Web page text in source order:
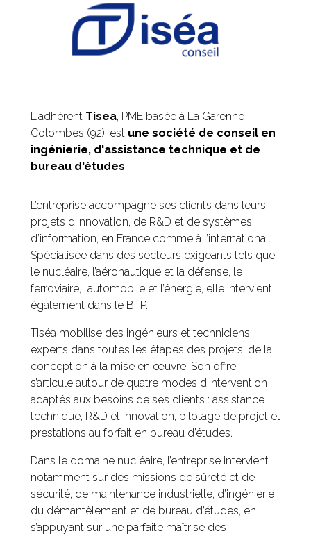
L'adhérent Tisea, PME basée à La Garenne-
Colombes (92), est une société de conseil en
ingénierie, d'assistance technique et de
bureau d'études.
L’entreprise accompagne ses clients dans leurs
projets d’innovation, de R&D et de systèmes
d’information, en France comme à l’international.
Spécialisée dans des secteurs exigeants tels que
le nucléaire, l’aéronautique et la défense, le
ferroviaire, l’automobile et l’énergie, elle intervient
également dans le BTP.
Tiséa mobilise des ingénieurs et techniciens
experts dans toutes les étapes des projets, de la
conception à la mise en œuvre. Son offre
s’articule autour de quatre modes d’intervention
adaptés aux besoins de ses clients : assistance
technique, R&D et innovation, pilotage de projet et
prestations au forfait en bureau d’études.
Dans le domaine nucléaire, l’entreprise intervient
notamment sur des missions de sûreté et de
sécurité, de maintenance industrielle, d’ingénierie
du démantèlement et de bureau d’études, en
s’appuyant sur une parfaite maîtrise des